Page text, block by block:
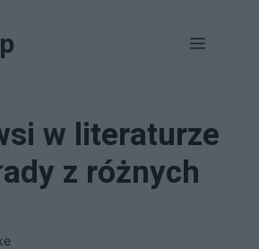
Menu
w literaturze
z różnych